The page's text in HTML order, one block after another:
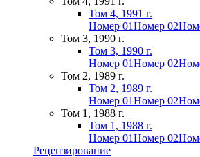
Том 4, 1991 г.
Номер 01Номер 02
Том 3, 1990 г.
Том 3, 1990 г.
Номер 01Номер 02
Том 2, 1989 г.
Том 2, 1989 г.
Номер 01Номер 02
Том 1, 1988 г.
Том 1, 1988 г.
Номер 01Номер 02
Рецензирование